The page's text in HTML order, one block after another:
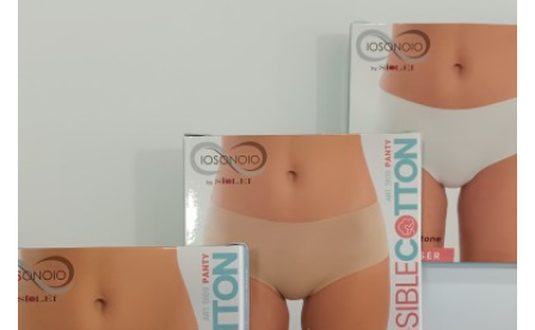
Ropa y complementos
Prendas moldeadoras
Hombre
Ortopedia